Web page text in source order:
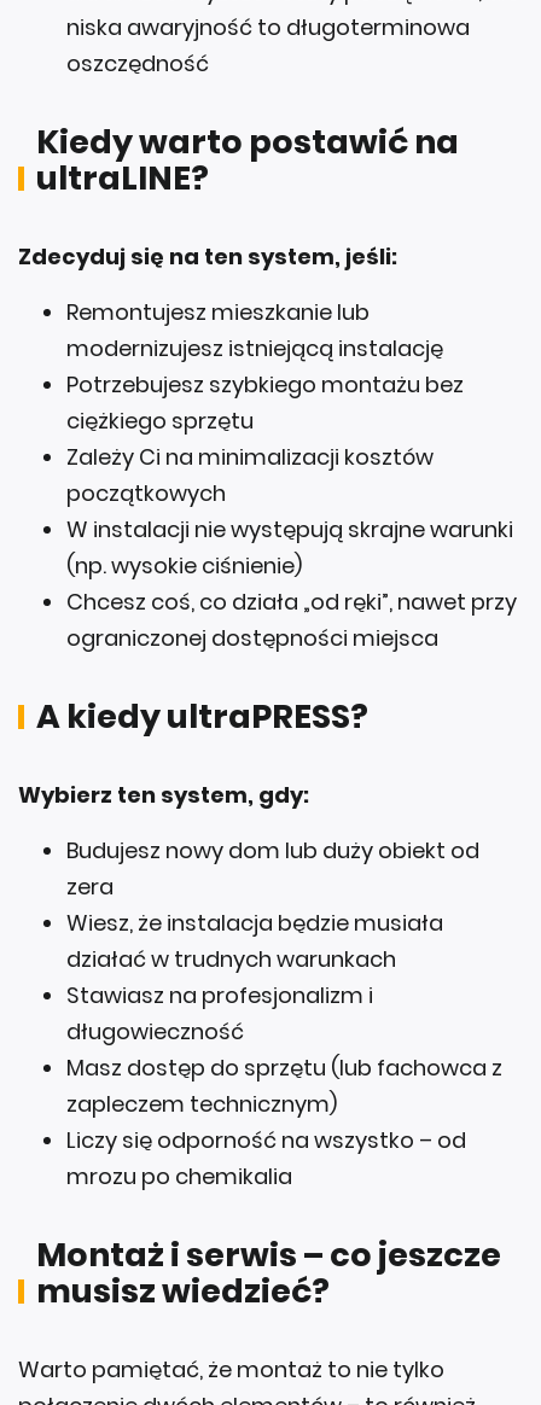
oszczędność
ultraLINE?
Remontujesz mieszkanie lub
modernizujesz istniejącą instalację
Potrzebujesz szybkiego montażu bez
ciężkiego sprzętu
Zależy Ci na minimalizacji kosztów
początkowych
W instalacji nie występują skrajne warunki
(np. wysokie ciśnienie)
Chcesz coś, co działa „od ręki”, nawet przy
ograniczonej dostępności miejsca
Budujesz nowy dom lub duży obiekt od
zera
Wiesz, że instalacja będzie musiała
działać w trudnych warunkach
Stawiasz na profesjonalizm i
długowieczność
Masz dostęp do sprzętu (lub fachowca z
zapleczem technicznym)
Liczy się odporność na wszystko – od
mrozu po chemikalia
musisz wiedzieć?
połączenie dwóch elementów – to również
odpowiedzialność za szczelność, komfort i